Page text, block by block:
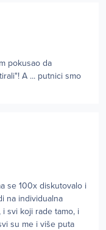
pokusao da
A ... putnici smo
se 100x diskutovalo i
na individualna
svi koji rade tamo, i
su me i više puta